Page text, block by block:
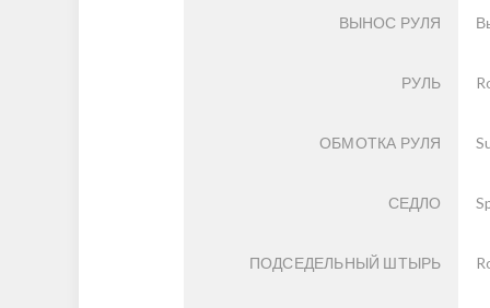
ВЫНОС РУЛЯ
РУЛЬ
ОБМОТКА РУЛЯ
СЕДЛО
ПОДСЕДЕЛЬНЫЙ ШТЫРЬ